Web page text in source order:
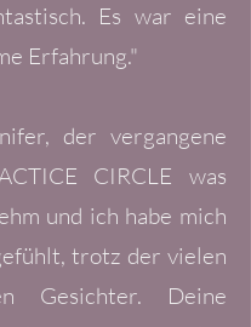
Es war eine
Erfahrung."
der vergangene
CIRCLE was
und ich habe mich
trotz der vielen
Gesichter. Deine